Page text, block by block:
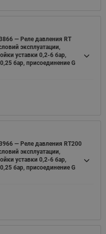
— Реле давления RT
эксплуатации,
уставки 0,2-6 бар,
бар, присоединение G
— Реле давления RT200
эксплуатации,
уставки 0,2-6 бар,
бар, присоединение G